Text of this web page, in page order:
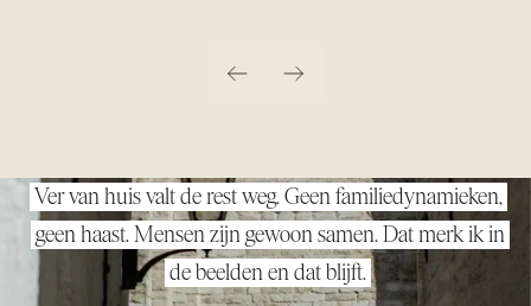
Ver van huis valt de rest weg. Geen familiedynamieken,
geen haast. Mensen zijn gewoon samen. Dat merk ik in
de beelden en dat blijft.